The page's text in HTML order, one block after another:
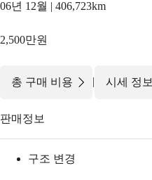
06년 12월 | 406,723km
2,500만원
총 구매 비용 | 시세 정보
판매정보
구조 변경